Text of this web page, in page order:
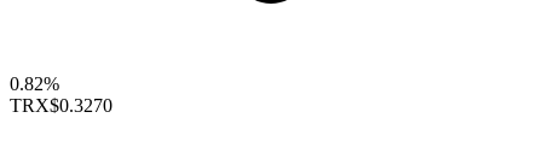
0.82%
TRX$0.3270